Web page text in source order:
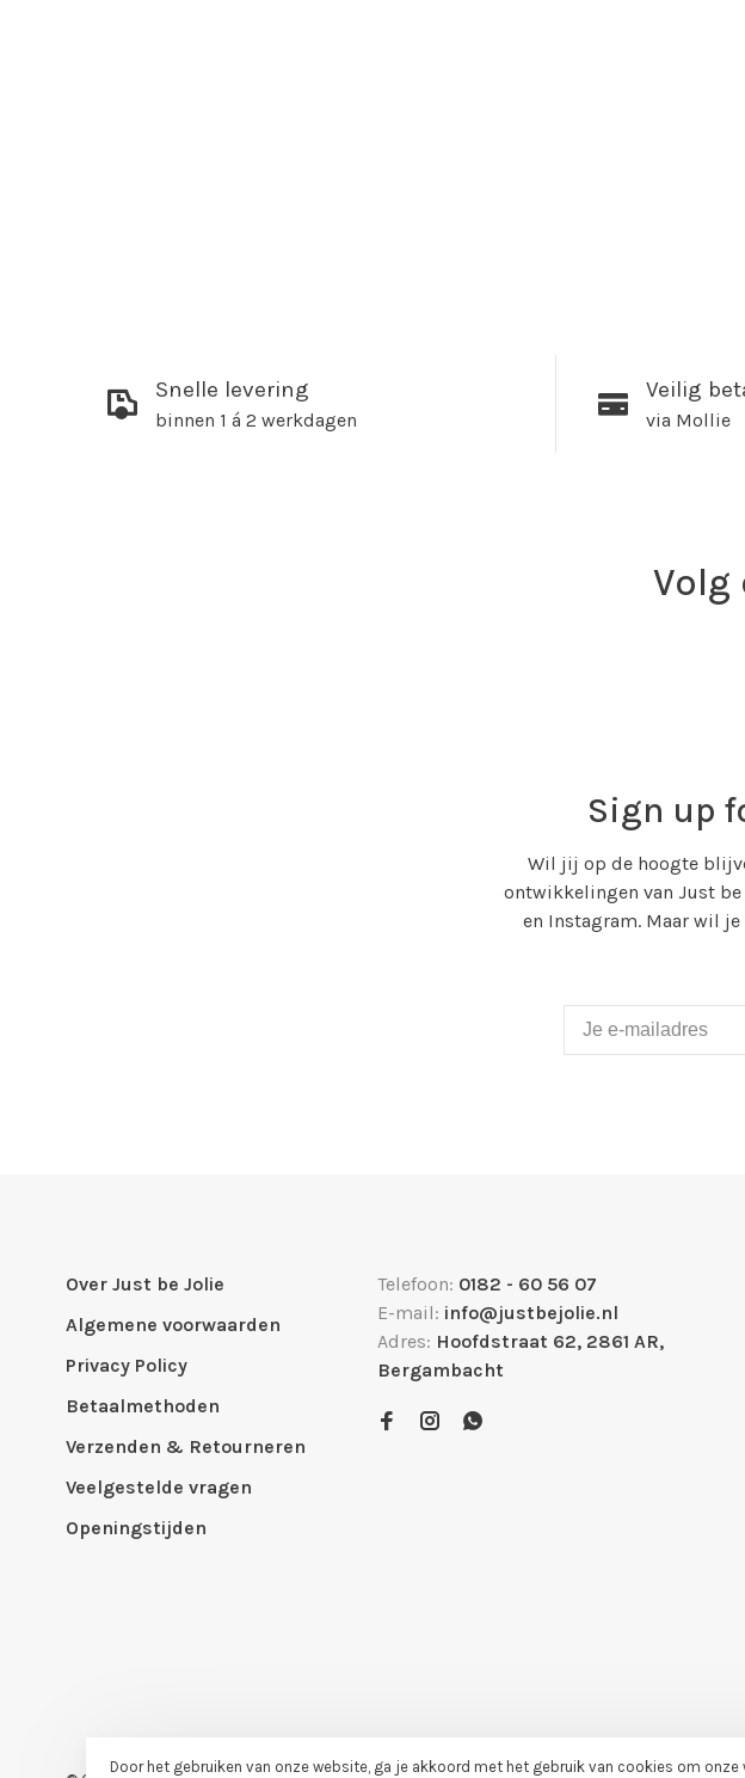
Snelle levering
binnen 1 á 2 werkdagen
Veilig
via Mollie
Volg
Sign up
Wil jij op de hoogte
ontwikkelingen van Just
en Instagram. Maar wil
Over Just be Jolie
Algemene voorwaarden
Privacy Policy
Betaalmethoden
Verzenden & Retourneren
Veelgestelde vragen
Openingstijden
Telefoon: 0182 - 60 56 07
E-mail: info@justbejolie.nl
Adres: Hoofdstraat 62, 2861 AR,
Bergambacht
Door het gebruiken van onze website, ga je akkoord met het gebruik van cookies om onze